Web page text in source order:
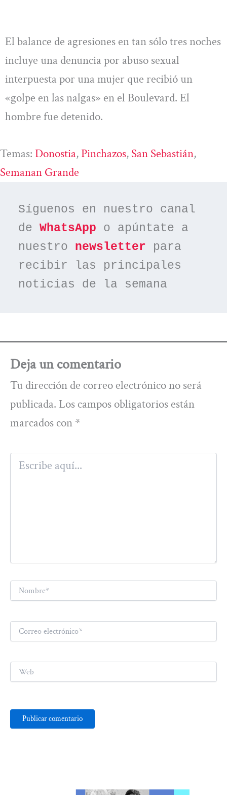
El balance de agresiones en tan sólo tres noches
incluye una denuncia por abuso sexual
interpuesta por una mujer que recibió un
«golpe en las nalgas» en el Boulevard. El
hombre fue detenido.
Temas: Donostia, Pinchazos, San Sebastián
Semanan Grande
Síguenos en nuestro canal
de WhatsApp o apúntate a
nuestro newsletter para
recibir las principales
noticias de la semana
Deja un comentario
Tu dirección de correo electrónico no será
publicada. Los campos obligatorios están
marcados con *
Escribe
aquí...
electrónico*
Web